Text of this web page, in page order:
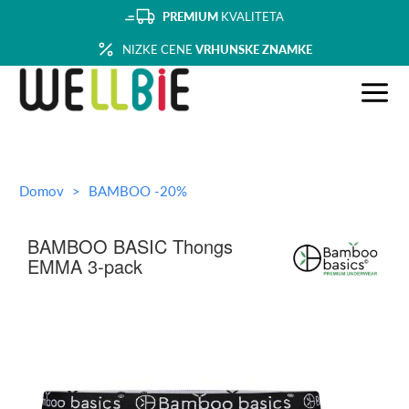
PREMIUM KVALITETA
NIZKE CENE VRHUNSKE ZNAMKE
Domov BAMBOO -20%
BAMBOO BASIC Thongs
EMMA 3-pack